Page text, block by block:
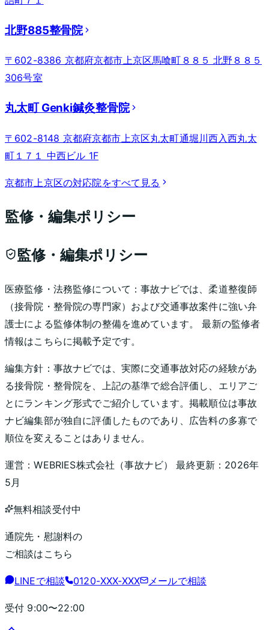
北野885整骨院
〒602-8386 京都府京都市上京区馬喰町８８５ 北野８８５
306号室
丸太町 Genki鍼灸整骨院
〒602-8148 京都府京都市上京区丸太町通堀川西入西丸太
町１７１ 中西ビル 1F
京都市上京区の対応院をすべて見る
監修・編集ポリシー
監修・編集ポリシー
医療監修・法務監修について：事故ナビでは、柔道整復師
（接骨院・整骨院の専門家）および交通事故案件に強い弁
護士による監修体制の整備を進めています。 最新の監修者
情報はこちらに掲載予定です。
編集方針： 事故ナビでは、実際に交通事故対応の経験があ
る接骨院・整骨院を、上記の基準で総合評価し、エリアご
とにランキング形式でご紹介しています。掲載順位は事故
ナビ編集部が独自に評価したものであり、広告料の多寡で
順位を変えることはありません。
運営：WEBRIES株式会社 （事故ナビ） 最終更新： 2026年
5月
無料相談受付中
通院先・慰謝料の
ご相談はこちら
LINEで相談 0120-XXX-XXX メールで相談
受付 9:00〜22:00